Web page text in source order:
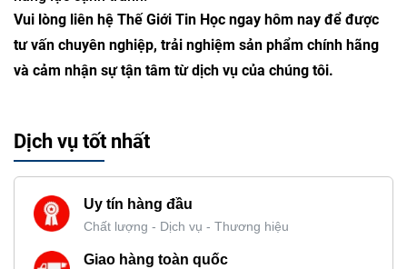
Vui lòng liên hệ Thế Giới Tin Học ngay hôm nay để được
tư vấn chuyên nghiệp, trải nghiệm sản phẩm chính hãng
và cảm nhận sự tận tâm từ dịch vụ của chúng tôi.
Dịch vụ tốt nhất
Uy tín hàng đầu
Chất lượng - Dịch vụ - Thương hiệu
Giao hàng toàn quốc